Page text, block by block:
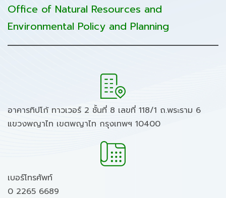
Office of Natural Resources and
Environmental Policy and Planning
อาคารทิปโก้ ทาวเวอร์ 2 ชั้นที่ 8 เลขที่ 118/1 ถ.พระราม 6
แขวงพญาไท เขตพญาไท กรุงเทพฯ 10400
เบอร์โทรศัพท์
0 2265 6689